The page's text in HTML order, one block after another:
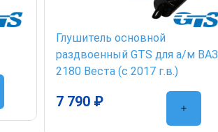
Глушитель основной
раздвоенный GTS для а/м ВАЗ
2180 Веста (c 2017 г.в.)
7 790 ₽